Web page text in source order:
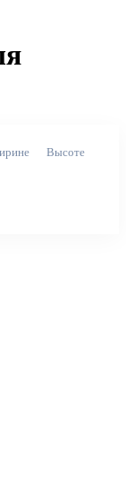
Высоте